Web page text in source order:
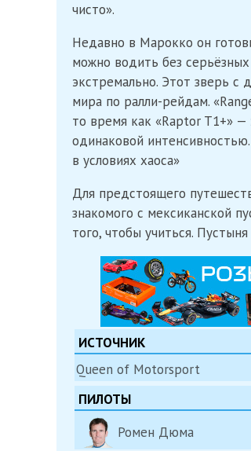
чисто».
Недавно в Марокко он
можно водить без
экстремально. Этот зверь с
мира по ралли-рейдам.
то время как «Raptor T1+»
одинаковой
в условиях хаоса»
Для предстоящего
знакомого с мексиканской
того, чтобы учиться.
ИСТОЧНИК
Queen of Motorsport
ПИЛОТЫ
Ромен Дюма